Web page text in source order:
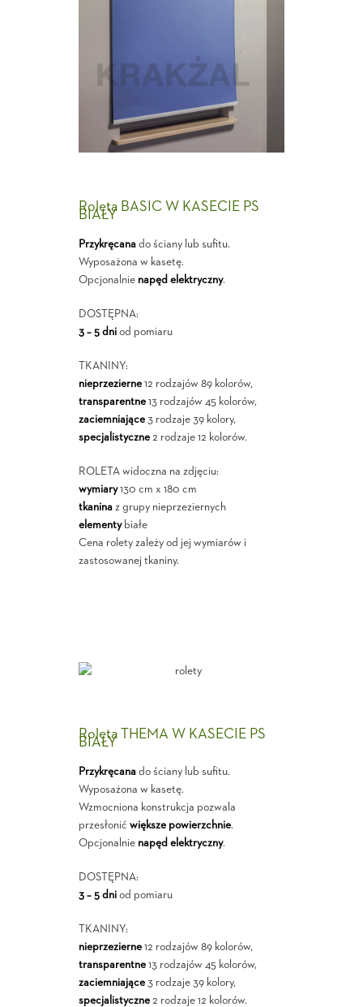
Roleta BASIC W KASECIE PS
BIAŁY
Przykręcanado ściany lub sufitu.
Wyposażona w kasetę.
Opcjonalnie napęd elektryczny.
DOSTĘPNA:
3 – 5 dniod pomiaru
TKANINY:
nieprzezierne12 rodzajów 89 kolorów,
transparentne13 rodzajów 45 kolorów,
zaciemniające3 rodzaje 39 kolory,
specjalistyczne2 rodzaje 12 kolorów.
ROLETA widoczna na zdjęciu:
wymiary130 cm x 180 cm
tkaninaz grupy nieprzeziernych
elementybiałe
Cena rolety zależy od jej wymiarów i
zastosowanej tkaniny.
Roleta THEMA W KASECIE PS
BIAŁY
Przykręcanado ściany lub sufitu.
Wyposażona w kasetę.
Wzmocniona konstrukcja pozwala
przesłonić większe powierzchnie.
Opcjonalnie napęd elektryczny.
DOSTĘPNA:
3 – 5 dniod pomiaru
TKANINY:
nieprzezierne12 rodzajów 89 kolorów,
transparentne13 rodzajów 45 kolorów,
zaciemniające3 rodzaje 39 kolory,
specjalistyczne2 rodzaje 12 kolorów.